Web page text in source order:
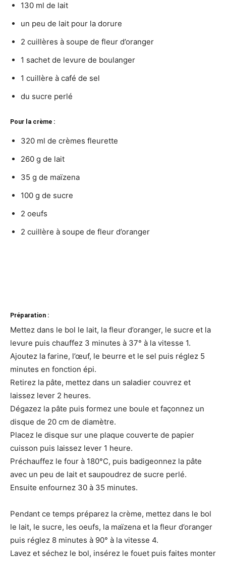
130 ml de lait
un peu de lait pour la dorure
2 cuillères à soupe de fleur d’oranger
1 sachet de levure de boulanger
1 cuillère à café de sel
du sucre perlé
Pour la crème :
320 ml de crèmes fleurette
260 g de lait
35 g de maïzena
100 g de sucre
2 oeufs
2 cuillère à soupe de fleur d’oranger
Préparation :
Mettez dans le bol le lait, la fleur d’oranger, le sucre et la
levure puis chauffez 3 minutes à 37° à la vitesse 1.
Ajoutez la farine, l’œuf, le beurre et le sel puis réglez 5
minutes en fonction épi.
Retirez la pâte, mettez dans un saladier couvrez et
laissez lever 2 heures.
Dégazez la pâte puis formez une boule et façonnez un
disque de 20 cm de diamètre.
Placez le disque sur une plaque couverte de papier
cuisson puis laissez lever 1 heure.
Préchauffez le four à 180°C, puis badigeonnez la pâte
avec un peu de lait et saupoudrez de sucre perlé.
Ensuite enfournez 30 à 35 minutes.
Pendant ce temps préparez la crème, mettez dans le bol
le lait, le sucre, les oeufs, la maïzena et la fleur d’oranger
puis réglez 8 minutes à 90° à la vitesse 4.
Lavez et séchez le bol, insérez le fouet puis faites monter